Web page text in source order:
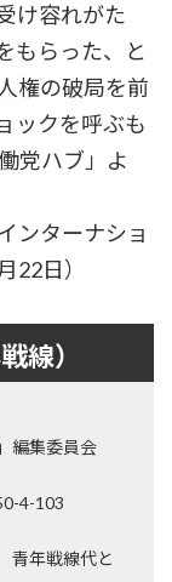
け容れがた
もらった、と
権の破局を前
ックを呼ぶも
党ハブ」よ
ンターナショ
22日）
線）
編集委員会
4-103
年戦線代と